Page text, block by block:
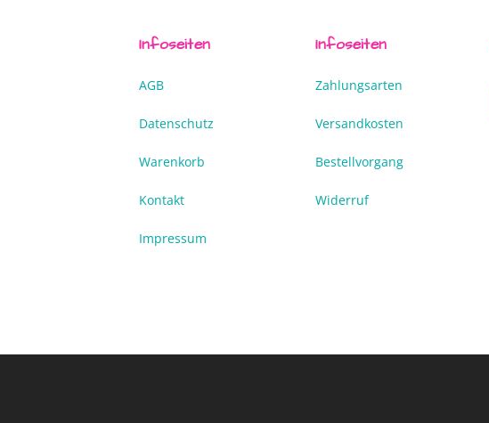
Infoseiten
AGB
Datenschutz
Warenkorb
Kontakt
Impressum
Infoseiten
Zahlungsarten
Versandkosten
Bestellvorgang
Widerruf